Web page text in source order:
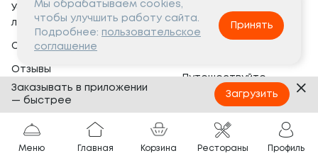
Условия программы
лояльности
Сертификаты
Отзывы
Банкеты
Вопросы и ответы
Вакансии
Социальная жизнь
Путешествуйте
с ТОКИО-CITY
Партнёрам
Франшиза
Меню Главная Корзина Рестораны Профиль
Мы обрабатываем cookies,
чтобы улучшить работу сайта.
Подробнее: пользовательское
соглашение
Принять
Заказывать в приложении
— быстрее
Загрузить